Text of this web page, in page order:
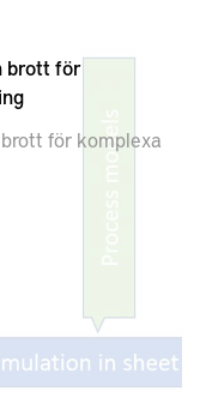
brott för
för komplexa